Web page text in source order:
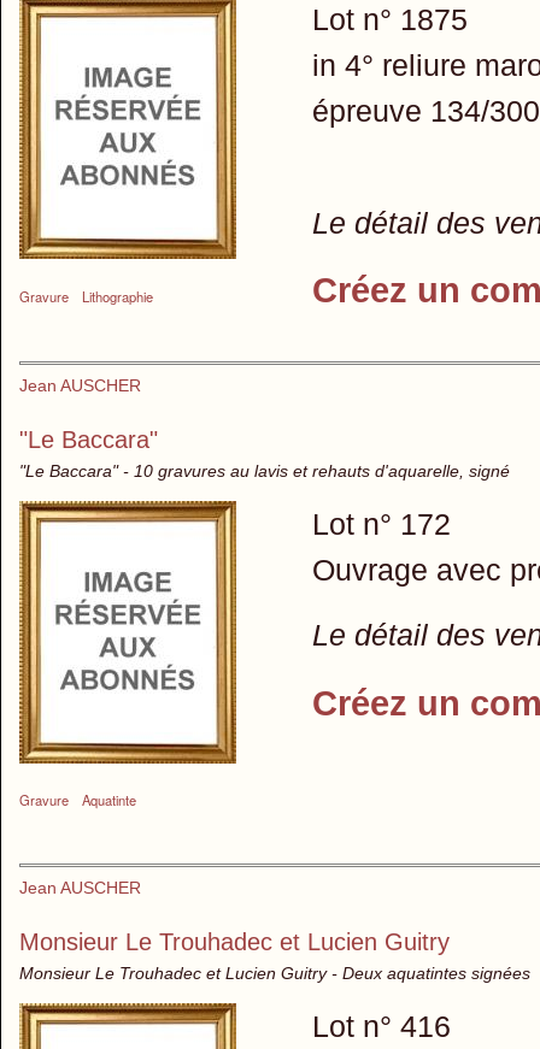
Gravure Lithographie
Lot n° 1875
in 4° reliure
épreuve 134/
Le détail des
Créez un
Jean AUSCHER
"Le Baccara"
"Le Baccara" - 10 gravures au lavis et rehauts d'aquarelle, signé
Gravure Aquatinte
Lot n° 172
Ouvrage avec
Le détail des
Créez un
Jean AUSCHER
Monsieur Le Trouhadec et Lucien Guitry
Monsieur Le Trouhadec et Lucien Guitry - Deux aquatintes signées
Lot n° 416